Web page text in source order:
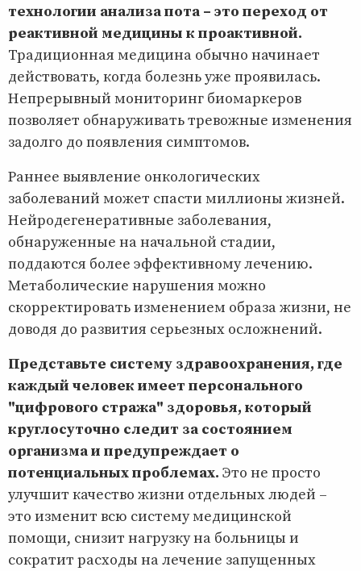
технологии анализа пота – это переход от
реактивной медицины к проактивной.
Традиционная медицина обычно начинает
действовать, когда болезнь уже проявилась.
Непрерывный мониторинг биомаркеров
позволяет обнаруживать тревожные изменения
задолго до появления симптомов.
Раннее выявление онкологических
заболеваний может спасти миллионы жизней.
Нейродегенеративные заболевания,
обнаруженные на начальной стадии,
поддаются более эффективному лечению.
Метаболические нарушения можно
скорректировать изменением образа жизни, не
доводя до развития серьезных осложнений.
Представьте систему здравоохранения, где
каждый человек имеет персонального
"цифрового стража" здоровья, который
круглосуточно следит за состоянием
организма и предупреждает о
потенциальных проблемах. Это не просто
улучшит качество жизни отдельных людей –
это изменит всю систему медицинской
помощи, снизит нагрузку на больницы и
сократит расходы на лечение запущенных